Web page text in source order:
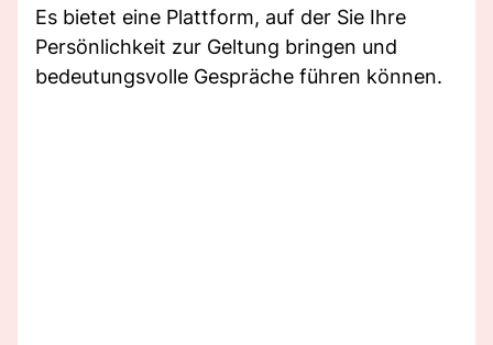
Es bietet eine Plattform, auf der Sie Ihre
Persönlichkeit zur Geltung bringen und
bedeutungsvolle Gespräche führen können.